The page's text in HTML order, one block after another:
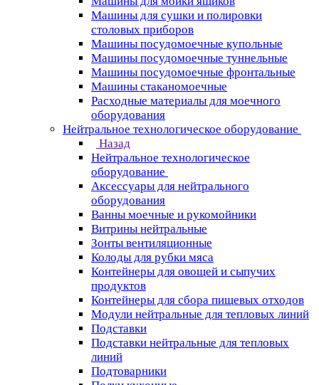
Машины для сушки и полировки
столовых приборов
Машины посудомоечные купольные
Машины посудомоечные туннельные
Машины посудомоечные фронтальные
Машины стаканомоечные
Расходные материалы для моечного
оборудования
Нейтральное технологическое оборудование
Назад
Нейтральное технологическое
оборудование
Аксессуары для нейтрального
оборудования
Ванны моечные и рукомойники
Витрины нейтральные
Зонты вентиляционные
Колоды для рубки мяса
Контейнеры для овощей и сыпучих
продуктов
Контейнеры для сбора пищевых отходов
Модули нейтральные для тепловых линий
Подставки
Подставки нейтральные для тепловых
линий
Подтоварники